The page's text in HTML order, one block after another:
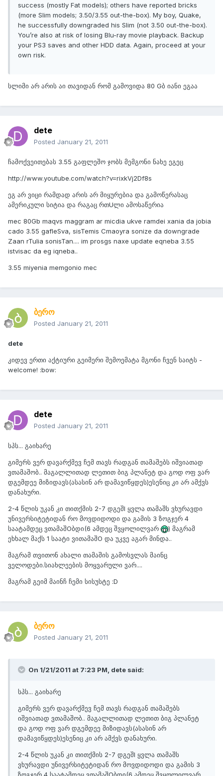
success (mostly Fat models); others have reported bricks
(more Slim models; 3.50/3.55 out-the-box). My boy, Quake,
he successfully downgraded his Slim (not 3.50 out-the-box).
You’re also at risk of losing Blu-ray movie playback. Backup
your PS3 saves and other HDD data. Again, proceed at your
own risk.
სლიმი არ არის აი თავიდან რომ გამოვიდა 80 Gბ იანი ეგაა
dete
Posted January 21, 2011
ჩამოქვეითებას 3.55 გაფლეშო ჯობს მემგონი ნახე ეგეც
http://www.youtube.com/watch?v=rixkVj2Df8s
ეგ არ ვიცი რამდად არის არ მიყურებია და გამოწერასაც
ამერიკული სიტია და რაგაც რთUლი ამოსაწერია
mec 80Gb maqvs maggram ar micdia ukve ramdei xania da jobia
cado 3.55 gafleSva, sisTemis Cmaoyra sonize da downgrade
Zaan rTulia sonisTan.... im prosgs naxe update eqneba 3.55
istvisac da eg iqneba..
3.55 miyenia memgonio mec
ბერო
Posted January 21, 2011
dete
კიდევ ერთი აქტიური გეიმერი შემოემატა მგონი ჩვენ საიტს -
welcome! :bow:
dete
Posted January 21, 2011
სპს... გაიხარე
გიმერს ვერ დავარქმევ ჩემ თავს რადგან თამაშებს იშვიათად
ვთამაშობ.. მაგალლითად ლეთით ბიგ პლანეტ და გოდ ოფ ვარ
დგემდეე მიზიდავს(ასასინ არ დამავიწყდეს)ესენიც კი არ ამქვს
დანახური.
2-4 წლის უკან კი თითქმის 2-7 დგეშI ყვლა თამაშს ვხურავდი
უნივერსიტეტიდან რო მოვდიდოდი და გამის 3 ზოგჯერ 4
საატამდეც ვთამაშOბდი(6 ამდეც შვყოლილვარ
) მაგრამ
ეხხალ მაქს 1 საატი ვითამაშO და უკვე აგარ მინდა..
მაგრამ თვითონ ახალი თამაშის გამოსვლას მაინც
ველოდები.სიახლეების მოყვარული ვარ....
მაგრამ გეიმ მაინჩ ჩემი სისუსტე :D
ბერო
Posted January 21, 2011
On 1/21/2011 at 7:23 PM, dete said:
სპს... გაიხარე
გიმერს ვერ დავარქმევ ჩემ თავს რადგან თამაშებს
იშვიათად ვთამაშობ.. მაგალლითად ლეთით ბიგ პლანეტ
და გოდ ოფ ვარ დგემდეე მიზიდავს(ასასინ არ
დამავიწყდეს)ესენიც კი არ ამქვს დანახური.
2-4 წლის უკან კი თითქმის 2-7 დგეშI ყვლა თამაშს
ვხურავდი უნივერსიტეტიდან რო მოვდიდოდი და გამის 3